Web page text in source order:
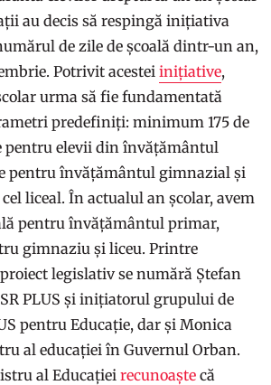
au decis să respingă inițiativa
de zile de școală dintr-un an,
Potrivit acesteiinițiative,
urma să fie fundamentată
predefiniți: minimum 175 de
pentru elevii din învățământul
pentru învățământul gimnazial și
liceal. În actualul an școlar, avem
pentru învățământul primar,
gimnaziu și liceu. Printre
legislativ se numără Ștefan
PLUS și inițiatorul grupului de
pentru Educație, dar și Monica
al educației în Guvernul Orban.
al Educațieirecunoaște că